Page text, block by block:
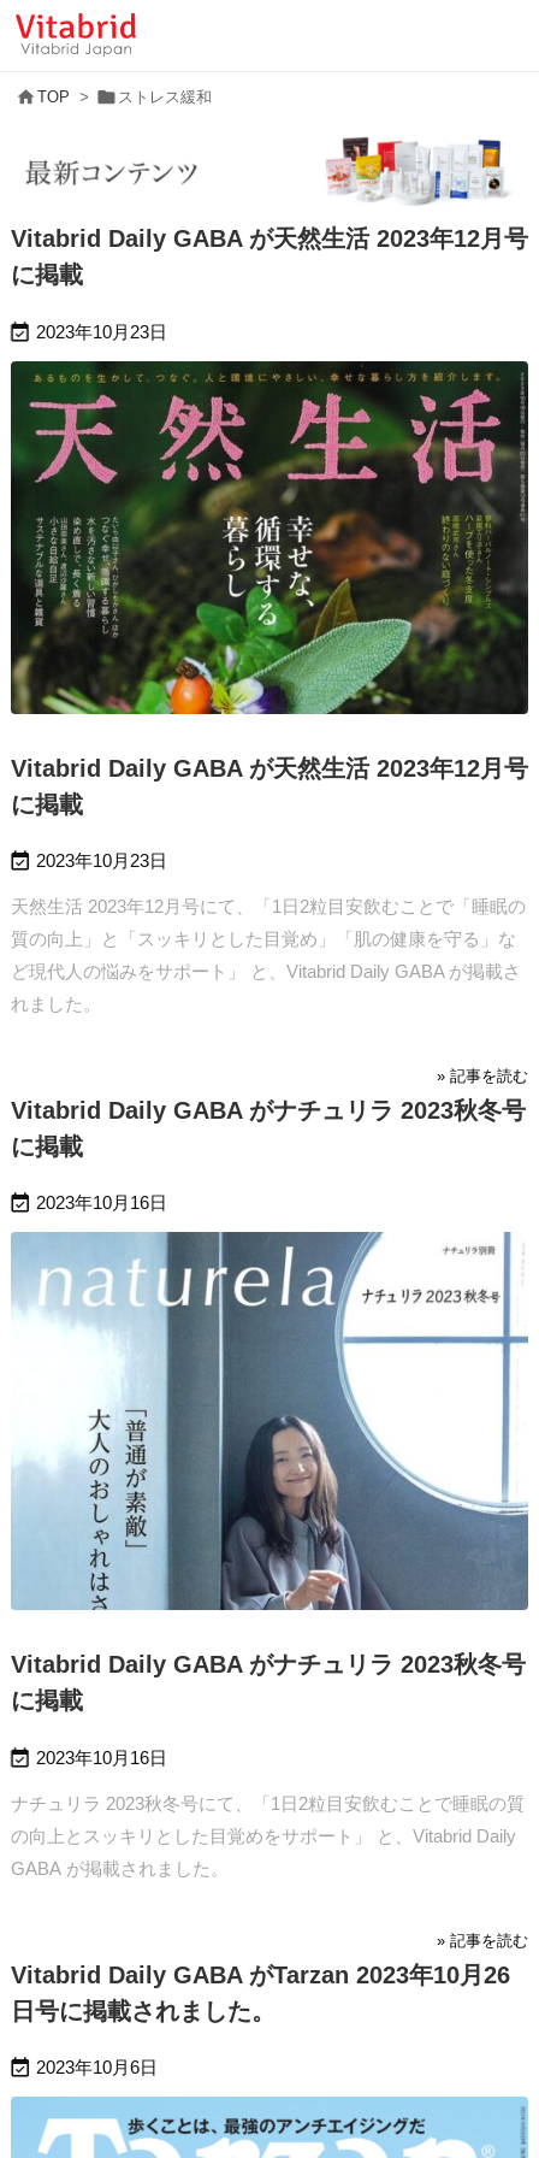
 TOP >  ストレス緩和
Vitabrid Daily GABA が天然生活 2023年12月号
に掲載
 2023年10月23日
Vitabrid Daily GABA が天然生活 2023年12月号
に掲載
 2023年10月23日
天然生活 2023年12月号にて、「1日2粒目安飲むことで「睡眠の
質の向上」と「スッキリとした目覚め」「肌の健康を守る」な
ど現代人の悩みをサポート」 と、Vitabrid Daily GABA が掲載さ
れました。
» 記事を読む
Vitabrid Daily GABA がナチュリラ 2023秋冬号
に掲載
 2023年10月16日
Vitabrid Daily GABA がナチュリラ 2023秋冬号
に掲載
 2023年10月16日
ナチュリラ 2023秋冬号にて、「1日2粒目安飲むことで睡眠の質
の向上とスッキリとした目覚めをサポート」 と、Vitabrid Daily
GABA が掲載されました。
» 記事を読む
Vitabrid Daily GABA がTarzan 2023年10月26
日号に掲載されました。
 2023年10月6日